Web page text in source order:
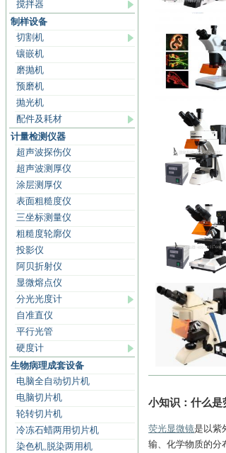
搅拌器
制样设备
切割机
镶嵌机
磨抛机
预磨机
抛光机
配件及耗材
计量检测仪器
超声波探伤仪
超声波测厚仪
涂层测厚仪
表面粗糙度仪
三坐标测量仪
粗糙度轮廓仪
投影仪
阿贝折射仪
显微熔点仪
分光光度计
自准直仪
平行光管
硬度计
生物病理成套设备
电脑全自动切片机
电脑切片机
轮转切片机
冷冻石蜡两用切片机
染色机,脱染两用机
小知识：什么是
荧光显微镜是以紫
输、化学物质的分